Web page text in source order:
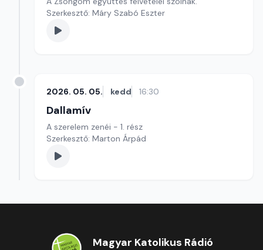
Szerkesztő: Máry Szabó Eszter
2026. 05. 05. kedd 16:30
Dallamív
A szerelem zenéi - 1. rész
Szerkesztő: Marton Árpád
Magyar Katolikus Rádió